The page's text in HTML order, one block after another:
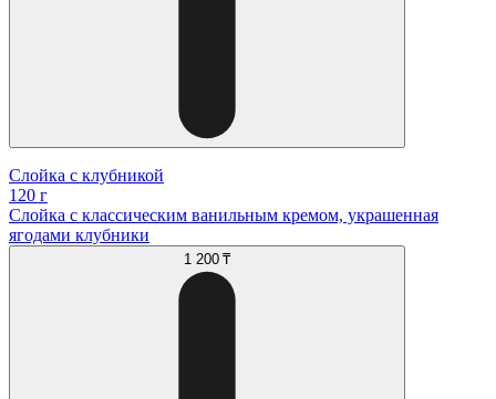
Слойка с клубникой
120 г
Слойка с классическим ванильным кремом, украшенная
ягодами клубники
1 200 ₸